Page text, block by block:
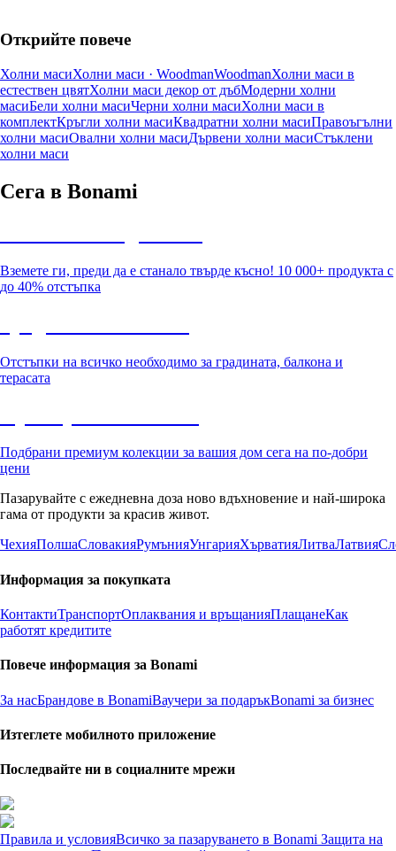
Открийте повече
Холни масиХолни маси · WoodmanWoodmanХолни маси в
естествен цвятХолни маси декор от дъбМодерни холни
масиБели холни масиЧерни холни масиХолни маси в
комплектКръгли холни масиКвадратни холни масиПравоъгълни
холни масиОвални холни масиДървени холни масиСтъклени
холни маси
Сега в Bonami
Вземете ги, преди да е станало твърде късно! 10 000+ продукта с
до 40% отстъпка
Отстъпки на всичко необходимо за градината, балкона и
терасата
Подбрани премиум колекции за вашия дом сега на по-добри
цени
Пазарувайте с ежедневна доза ново вдъхновение и най-широка
гама от продукти за красив живот.
ЧехияПолшаСловакияРумънияУнгарияХърватияЛитваЛатвия
Информация за покупката
КонтактиТранспортОплаквания и връщанияПлащанеКак
работят кредитите
Повече информация за Bonami
За насБрандове в BonamiВаучери за подаръкBonami за бизнес
Изтеглете мобилното приложение
Последвайте ни в социалните мрежи
Правила и условияВсичко за пазаруването в Bonami Защита на